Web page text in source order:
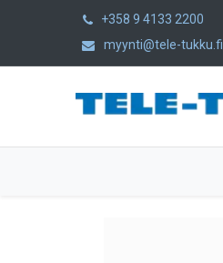
+358 9 4133 2200
myynti@tele-tukku.fi